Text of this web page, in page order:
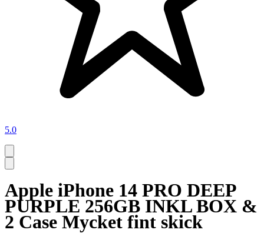
5.0
Apple iPhone 14 PRO DEEP
PURPLE 256GB INKL BOX &
2 Case Mycket fint skick